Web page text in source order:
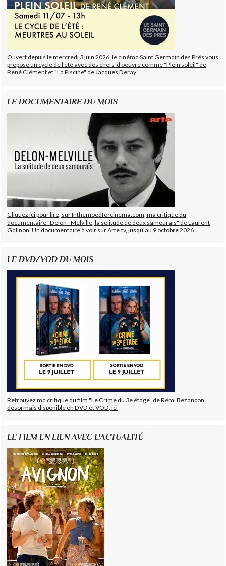
Ouvert depuis le mercredi 3 juin 2026, le cinéma Saint Germain des Prés vous
propose un cycle de l'été avec des chefs-d'oeuvre comme "Plein soleil" de
René Clément et "La Piscine" de Jacques Deray.
LE DOCUMENTAIRE DU MOIS
Cliquez ici pour lire, sur Inthemoodforcinema.com, ma critique du
documentaire "Delon - Melville, la solitude de deux samouraïs" de Laurent
Galinon. Un documentaire à voir sur Arte.tv, jusqu'au 9 octobre 2026.
LE DVD/VOD DU MOIS
Retrouvez ma critique du film "Le Crime du 3e étage" de Rémi Bezançon,
désormais disponible en DVD et VOD, ici
LE FILM EN LIEN AVEC L'ACTUALITÉ